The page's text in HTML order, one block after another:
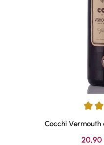
Durchschnittliche
Cocchi Vermouth
20,90